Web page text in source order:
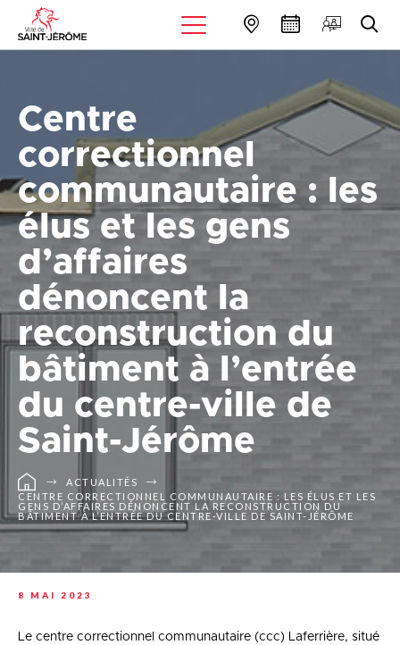
Centre
correctionnel
communautaire : les
élus et les gens
d’affaires
dénoncent la
reconstruction du
bâtiment à l’entrée
du centre-ville de
Saint-Jérôme
ACTUALITÉS
CENTRE CORRECTIONNEL COMMUNAUTAIRE : LES ÉLUS ET LES
GENS D’AFFAIRES DÉNONCENT LA RECONSTRUCTION DU
BÂTIMENT À L’ENTRÉE DU CENTRE-VILLE DE SAINT-JÉRÔME
8 MAI 2023
Le centre correctionnel communautaire (ccc) Laferrière, situé